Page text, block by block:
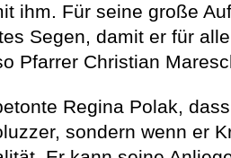
ihm. Für seine große
Segen, damit er für
Pfarrer Christian
Regina Polak,
sondern wenn er